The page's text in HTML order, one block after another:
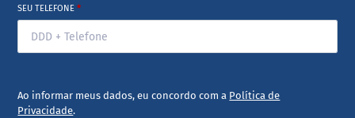
SEU TELEFONE*
Ao informar meus dados, eu concordo com a Política de
Privacidade.